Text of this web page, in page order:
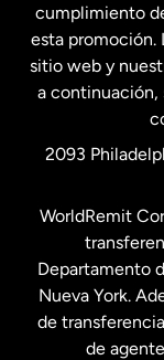
Suecia
cumplimiento
esta promoción.
sitio web y
a continuación,
2093
WorldRemit
Departamento
Nueva York.
de
de